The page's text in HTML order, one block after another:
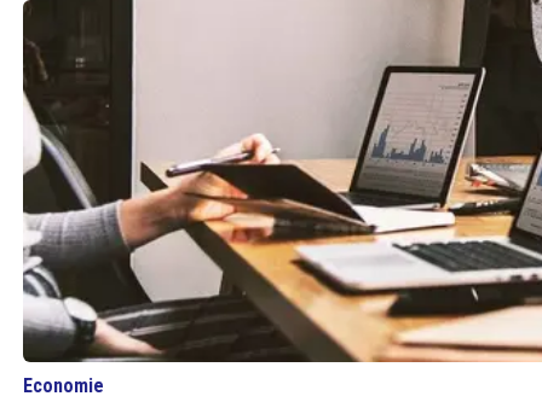
Economie